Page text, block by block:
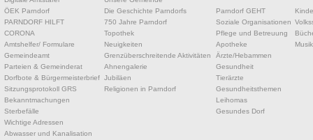
ÖEK Parndorf
PARNDORF HILFT
CORONA
Amtshelfer/ Formulare
Gemeindeamt
Parteien & Gemeinderat
Dorfbote & Bürgermeisterbrief
Sitzungsprotokoll GRS
Bekanntmachungen
Sterbefälle
Wichtige Adressen
Abwasser und Kanalisation
Die Geschichte Parndorfs
750 Jahre Parndorf
Topothek
Neuigkeiten
Grenzüberschreitende Aktivitäten
Ahnengalerie
Jubiläen
Religionen in Parndorf
Parndorf GEHT
Soziale Organisationen
Pflege und Betreuung
Apotheke
Ärzte/Hebammen
Gesundheit
Tierärzte
Gesundheitsthemen
Leihomas
Gesundes Dorf